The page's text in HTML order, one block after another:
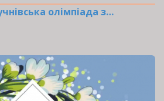
олімпіада з…